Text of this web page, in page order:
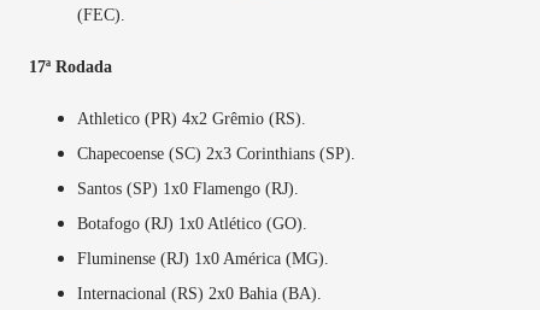
(FEC).
17ª Rodada
Athletico (PR) 4x2 Grêmio (RS).
Chapecoense (SC) 2x3 Corinthians (SP).
Santos (SP) 1x0 Flamengo (RJ).
Botafogo (RJ) 1x0 Atlético (GO).
Fluminense (RJ) 1x0 América (MG).
Internacional (RS) 2x0 Bahia (BA).